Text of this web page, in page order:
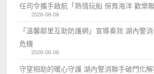
任司令攜手啟航「熱情玩船 保育海洋 歡樂
2026-08-08
「溫馨鄰里互助防護網」宣導奏效 湖內警
危機
2026-08-08
守望相助的暖心守護 湖內警消聯手破門化